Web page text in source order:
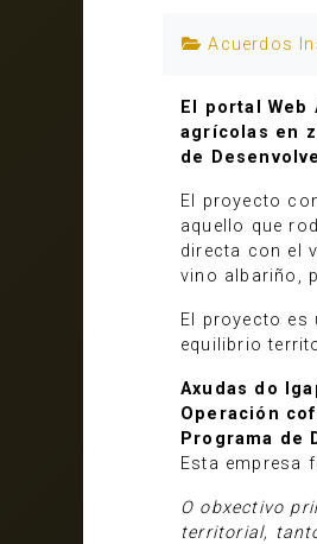
Acuerdos
El portal
agrícolas en
de
El proyecto
aquello que
directa con el
vino albariño,
El proyecto es
equilibrio
Axudas do
Operación
Programa de
Esta empresa
O obxectivo
territorial,